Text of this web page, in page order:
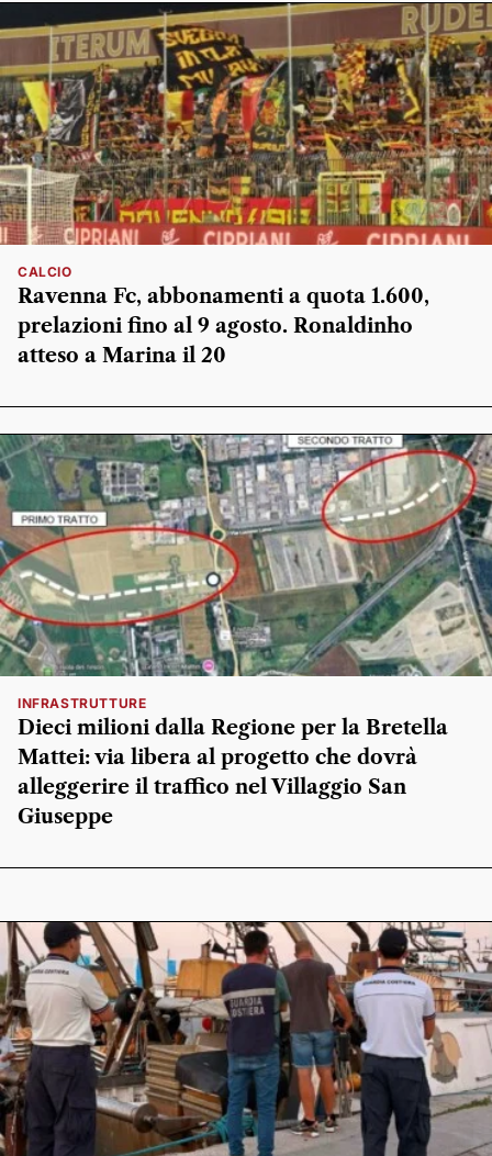
CALCIO
Ravenna Fc, abbonamenti a quota 1.600,
prelazioni fino al 9 agosto. Ronaldinho
atteso a Marina il 20
INFRASTRUTTURE
Dieci milioni dalla Regione per la Bretella
Mattei: via libera al progetto che dovrà
alleggerire il traffico nel Villaggio San
Giuseppe